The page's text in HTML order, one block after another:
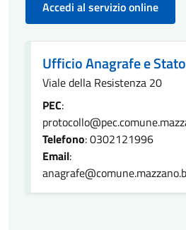
Accedi al servizio online
Ufficio Anagrafe e
Viale della Resistenza 20
PEC:
Telefono: 0302121996
Email: